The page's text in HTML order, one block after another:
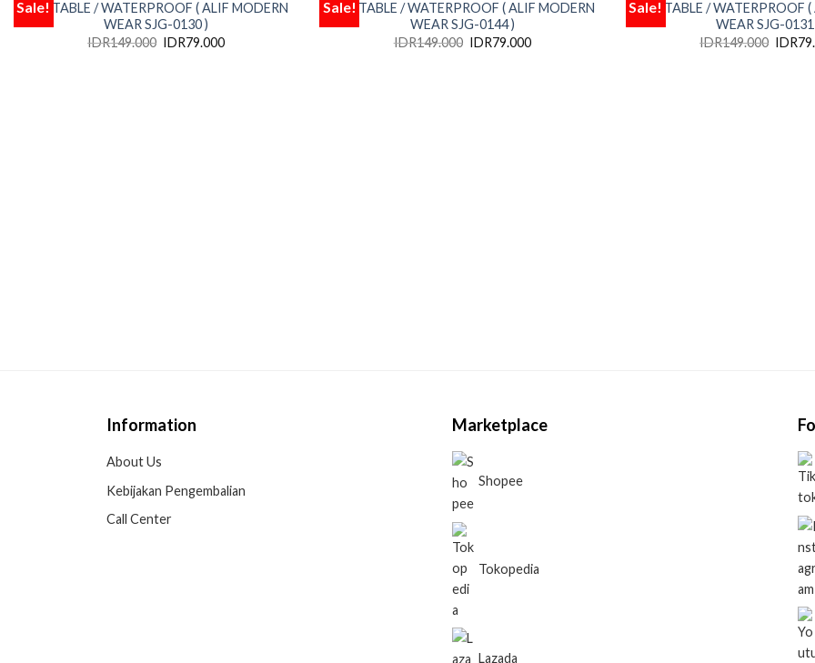
Sale!
Add
PORTABLE / WATERPROOF ( ALIF MODERN
WEAR SJG-0130 )
IDR149.000 IDR79.000
Sale!
Add
PORTABLE / WATERPROOF ( ALIF MODERN
WEAR SJG-0144 )
IDR149.000 IDR79.000
Sale!
PORTABLE / WATERPROOF
WEAR SJG-
IDR149.000 IDR
Information
About Us
Kebijakan Pengembalian
Call Center
Marketplace
Shopee
Tokopedia
Lazada